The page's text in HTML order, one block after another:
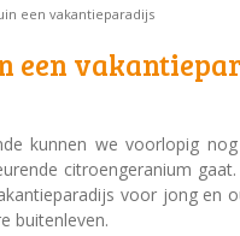
een vakantieparadijs
een
kunnen we voorlopig
citroengeranium
voor jong en
buitenleven.